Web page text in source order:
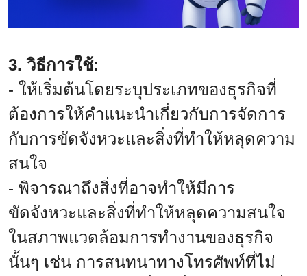
3. วิธีการใช้:
- ให้เริ่มต้นโดยระบุประเภทของธุรกิจที่
ต้องการให้คำแนะนำเกี่ยวกับการจัดการ
กับการขัดจังหวะและสิ่งที่ทำให้หลุดความ
สนใจ
- พิจารณาถึงสิ่งที่อาจทำให้มีการ
ขัดจังหวะและสิ่งที่ทำให้หลุดความสนใจ
ในสภาพแวดล้อมการทำงานของธุรกิจ
นั้นๆ เช่น การสนทนาทางโทรศัพท์ที่ไม่